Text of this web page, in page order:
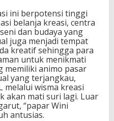
ini berpotensi tinggi
belanja kreasi, centra
dan budaya yang
juga menjadi tempat
kreatif sehingga para
untuk menikmati
memiliki animo pasar
yang terjangkau,
melalui wisma kreasi
akan mati suri lagi. Luar
“papar Wini
antusias.